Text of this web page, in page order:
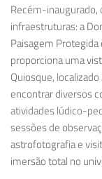
Recém-inaugurado,
infraestruturas: a
Paisagem Protegida
proporciona uma
Quiosque,
encontrar diversos
atividades lúdico-
sessões de
astrofotografia e
imersão total no